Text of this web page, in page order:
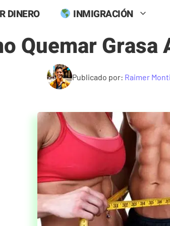
DINERO INMIGRACIÓN
Quemar Grasa
Publicado por: Raimer